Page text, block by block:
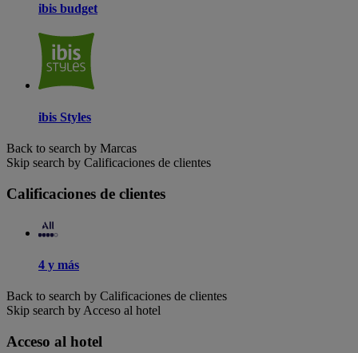
ibis budget
ibis Styles
Back to search by Marcas
Skip search by Calificaciones de clientes
Calificaciones de clientes
4 y más
Back to search by Calificaciones de clientes
Skip search by Acceso al hotel
Acceso al hotel